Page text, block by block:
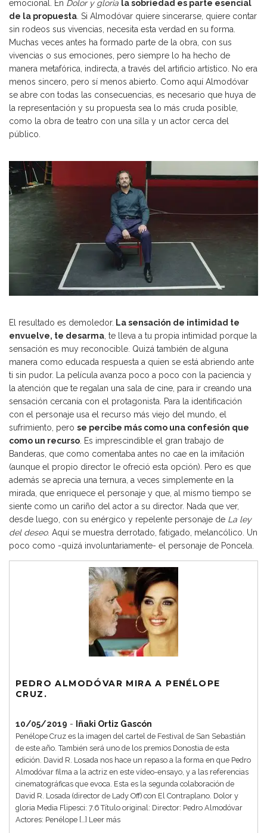
emocional. En Dolor y gloria la sobriedad es parte esencial
de la propuesta . Si Almodóvar quiere sincerarse, quiere contar
sin rodeos sus vivencias, necesita esta verdad en su forma.
Muchas veces antes ha formado parte de la obra, con sus
vivencias o sus emociones, pero siempre lo ha hecho de
manera metafórica, indirecta, a través del artificio artístico. No era
menos sincero, pero sí menos abierto. Como aquí Almodóvar
se abre con todas las consecuencias, es necesario que huya de
la representación y su propuesta sea lo más cruda posible,
como la obra de teatro con una silla y un actor cerca del
público.
El resultado es demoledor. La sensación de intimidad te
envuelve, te desarma , te lleva a tu propia intimidad porque la
sensación es muy reconocible. Quizá también de alguna
manera como educada respuesta a quien se está abriendo ante
ti sin pudor. La película avanza poco a poco con la paciencia y
la atención que te regalan una sala de cine, para ir creando una
sensación cercanía con el protagonista. Para la identificación
con el personaje usa el recurso más viejo del mundo, el
sufrimiento, pero se percibe más como una confesión que
como un recurso . Es imprescindible el gran trabajo de
Banderas, que como comentaba antes no cae en la imitación
(aunque el propio director le ofreció esta opción). Pero es que
además se aprecia una ternura, a veces simplemente en la
mirada, que enriquece el personaje y que, al mismo tiempo se
siente como un cariño del actor a su director. Nada que ver,
desde luego, con su enérgico y repelente personaje de La ley
del deseo. Aquí se muestra derrotado, fatigado, melancólico. Un
poco como -quizá involuntariamente- el personaje de Poncela.
PEDRO ALMODÓVAR MIRA A PENÉLOPE
CRUZ.
10/05/2019 - Iñaki Ortiz Gascón
Penélope Cruz es la imagen del cartel de Festival de San Sebastián
de este año. También será uno de los premios Donostia de esta
edición. David R. Losada nos hace un repaso a la forma en que Pedro
Almodóvar filma a la actriz en este vídeo-ensayo, y a las referencias
cinematográficas que evoca. Esta es la segunda colaboración de
David R. Losada (director de Lady Off) con El Contraplano. Dolor y
gloria Media Flipesci: 7.6 Título original: Director: Pedro Almodóvar
Actores: Penélope […] Leer más